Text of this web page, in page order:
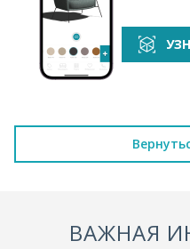
ВАЖНАЯ